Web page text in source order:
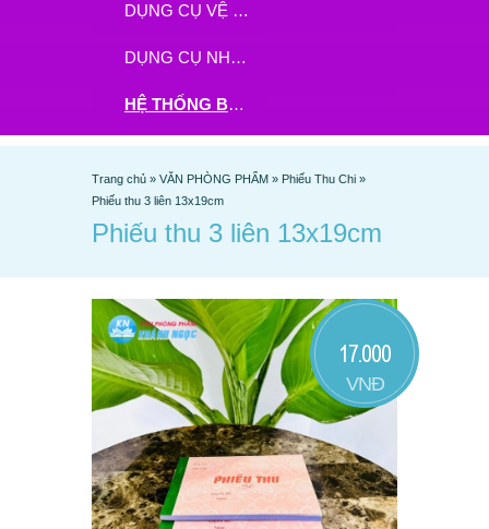
DỤNG CỤ VỆ SINH
DỤNG CỤ NHÀ BẾP
HỆ THỐNG BHX - TGDĐ ĐẶT HÀNG TẠI ĐÂY
Trang chủ » VĂN PHÒNG PHẨM » Phiếu Thu Chi »
Phiếu thu 3 liên 13x19cm
Phiếu thu 3 liên 13x19cm
17.000
VNĐ